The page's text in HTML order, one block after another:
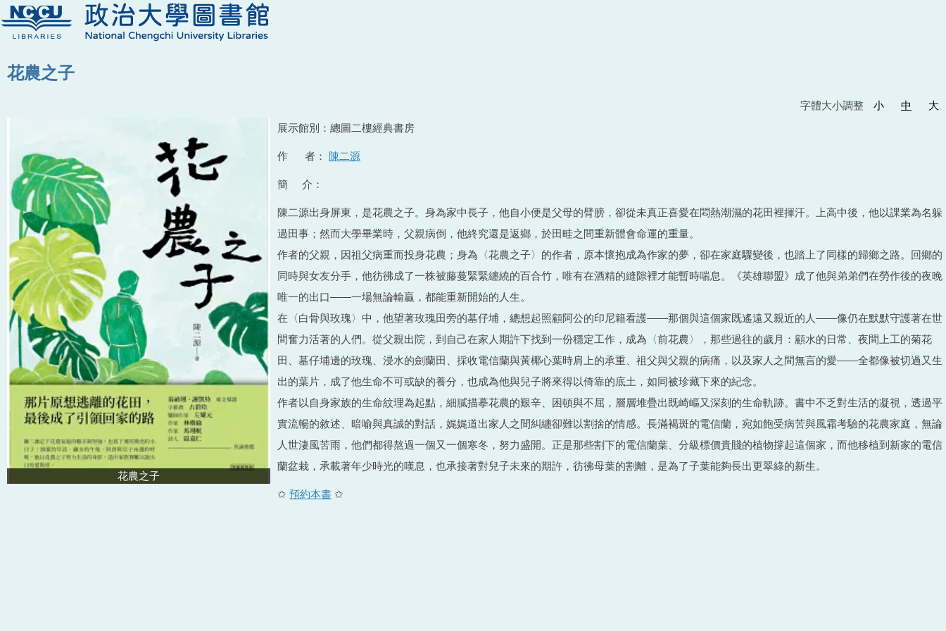
花農之子
字體大小調整 小 中 大
花農之子
展示館別：總圖二樓經典書房
作 者： 陳二源
簡 介：
陳二源出身屏東，是花農之子。身為家中長子，他自小便是父母的臂膀，卻從未真正喜愛在悶熱潮濕的花田裡揮汗。上高中後，他以課業為名躲
過田事；然而大學畢業時，父親病倒，他終究還是返鄉，於田畦之間重新體會命運的重量。
作者的父親，因祖父病重而投身花農；身為〈花農之子〉的作者，原本懷抱成為作家的夢，卻在家庭驟變後，也踏上了同樣的歸鄉之路。回鄉的
同時與女友分手，他彷彿成了一株被藤蔓緊緊纏繞的百合竹，唯有在酒精的縫隙裡才能暫時喘息。《英雄聯盟》成了他與弟弟們在勞作後的夜晚
唯一的出口——一場無論輸贏，都能重新開始的人生。
在〈白骨與玫瑰〉中，他望著玫瑰田旁的墓仔埔，總想起照顧阿公的印尼籍看護——那個與這個家既遙遠又親近的人——像仍在默默守護著在世
間奮力活著的人們。從父親出院，到自己在家人期許下找到一份穩定工作，成為〈前花農〉，那些過往的歲月：顧水的日常、夜間上工的菊花
田、墓仔埔邊的玫瑰、浸水的劍蘭田、採收電信蘭與黃椰心葉時肩上的承重、祖父與父親的病痛，以及家人之間無言的愛——全都像被切過又生
出的葉片，成了他生命不可或缺的養分，也成為他與兒子將來得以倚靠的底土，如同被珍藏下來的紀念。
作者以自身家族的生命紋理為起點，細膩描摹花農的艱辛、困頓與不屈，層層堆疊出既崎嶇又深刻的生命軌跡。書中不乏對生活的凝視，透過平
實流暢的敘述、暗喻與真誠的對話，娓娓道出家人之間糾纏卻難以割捨的情感。長滿褐斑的電信蘭，宛如飽受病苦與風霜考驗的花農家庭，無論
人世淒風苦雨，他們都得熬過一個又一個寒冬，努力盛開。正是那些割下的電信蘭葉、分級標價貴賤的植物撐起這個家，而他移植到新家的電信
蘭盆栽，承載著年少時光的嘆息，也承接著對兒子未來的期許，彷彿母葉的割離，是為了子葉能夠長出更翠綠的新生。
✩ 預約本書 ✩